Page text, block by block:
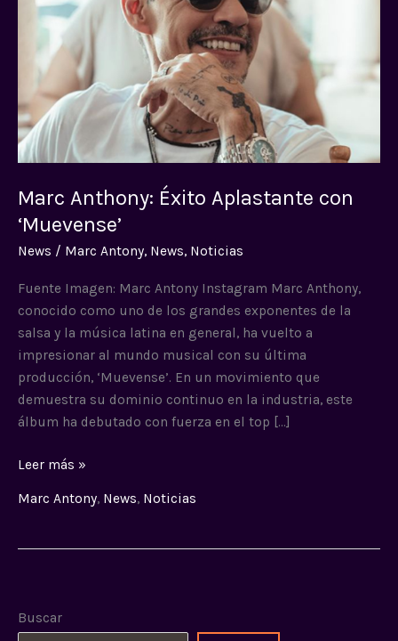
Marc Anthony: Éxito Aplastante con
‘Muevense’
News / Marc Antony, News, Noticias
Fuente Imagen: Marc Antony Instagram Marc Anthony,
conocido como uno de los grandes exponentes de la
salsa y la música latina en general, ha vuelto a
impresionar al mundo musical con su última
producción, ‘Muevense’. En un movimiento que
demuestra su dominio continuo en la industria, este
álbum ha debutado con fuerza en el top […]
‘Muevense’
Leer más »
Marc Antony, News, Noticias
Buscar